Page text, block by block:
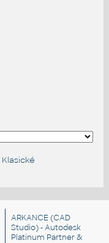
Klasické
ARKANCE (CAD
Studio) - Autodesk
Platinum Partner &